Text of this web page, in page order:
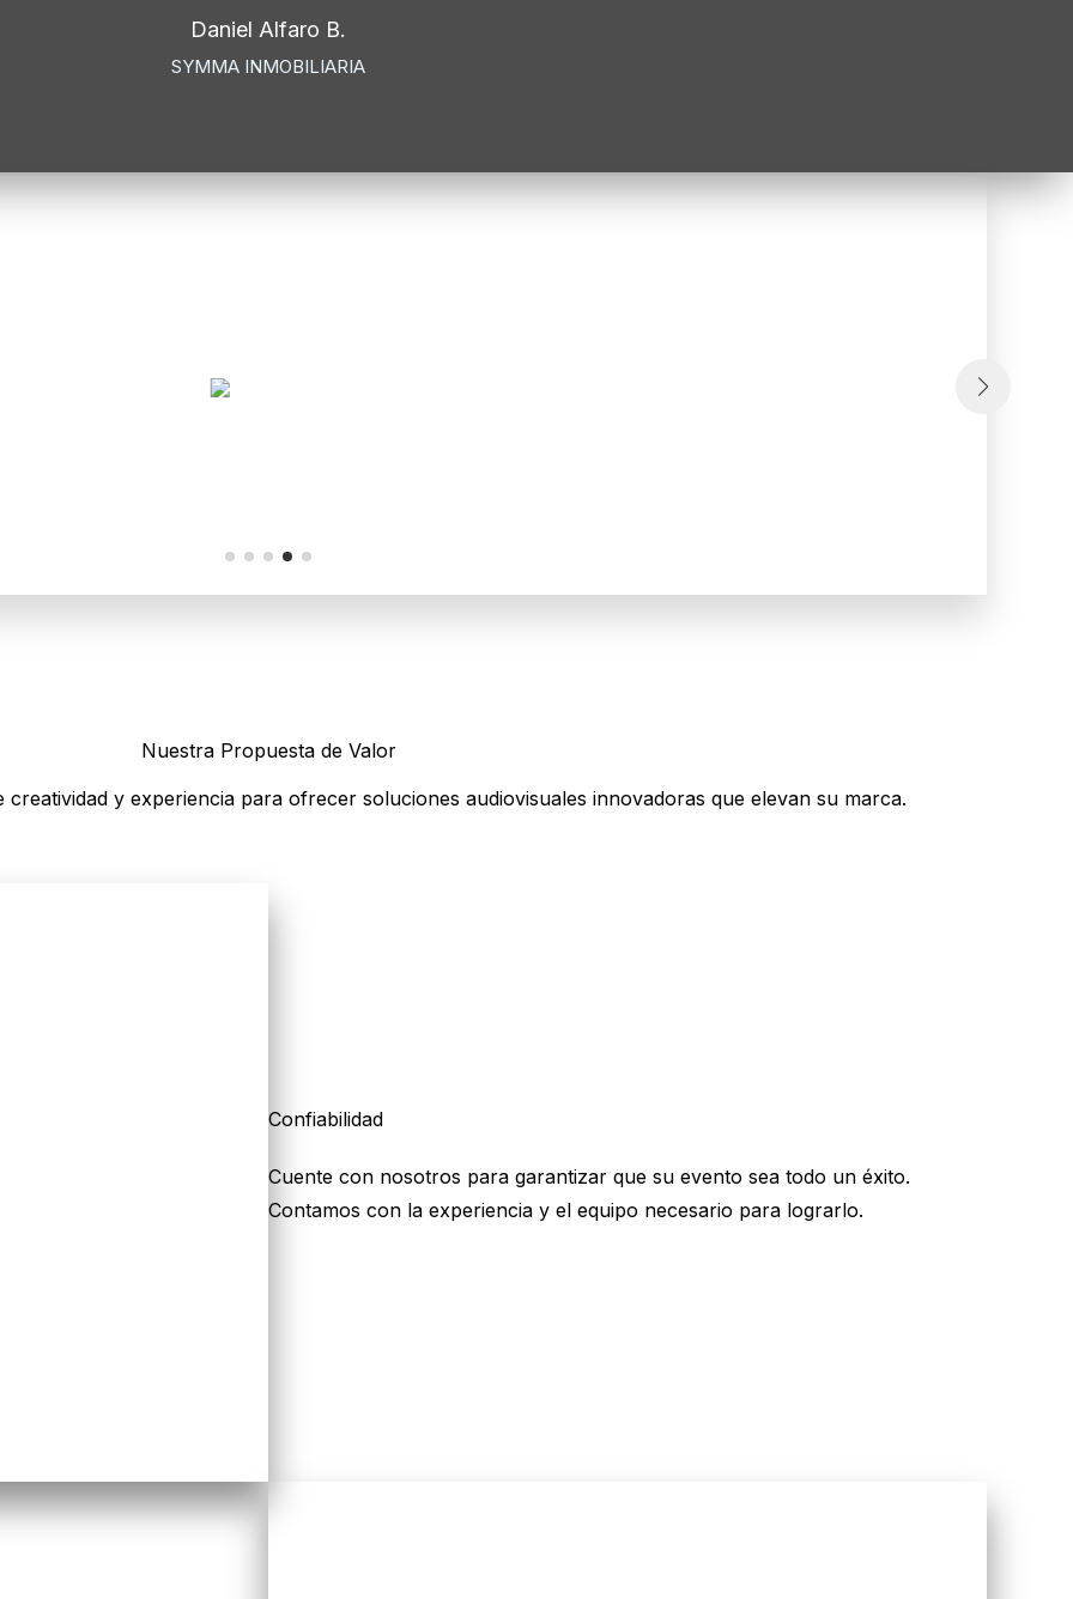
Daniel Alfaro B.
SYMMA INMOBILIARIA
Nuestra Propuesta de Valor
y experiencia para ofrecer soluciones audiovisuales innovadoras que elevan su marca.
Confiabilidad
Cuente con nosotros para garantizar que su evento sea todo un éxito.
Contamos con la experiencia y el equipo necesario para lograrlo.